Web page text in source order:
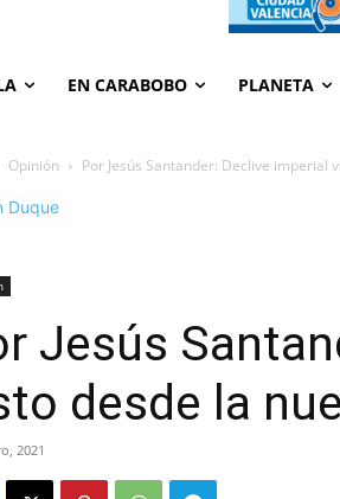
EN CARABOBO PLANETA
Opinión Por Jesús Santander: Declive imperial
Jesús
desde la
2021